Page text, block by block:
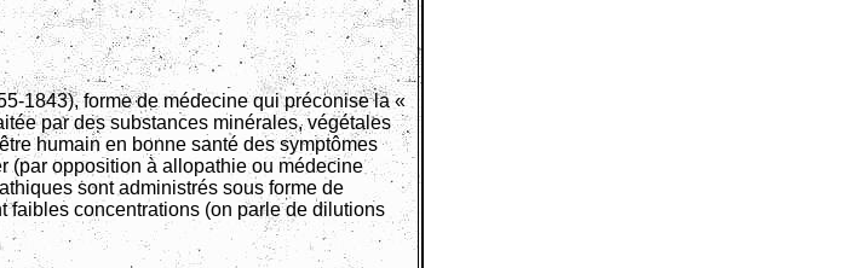
1843), forme de médecine qui préconise la «
par des substances minérales, végétales
humain en bonne santé des symptômes
(par opposition à allopathie ou médecine
sont administrés sous forme de
faibles concentrations (on parle de dilutions